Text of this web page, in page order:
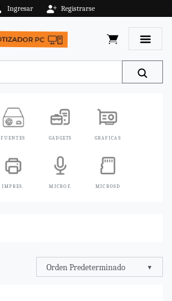
Ingresar Registrarse
FUENTES GADGETS GRAFICAS
IMPRES. MICROF. MICROSD
Orden Predeterminado